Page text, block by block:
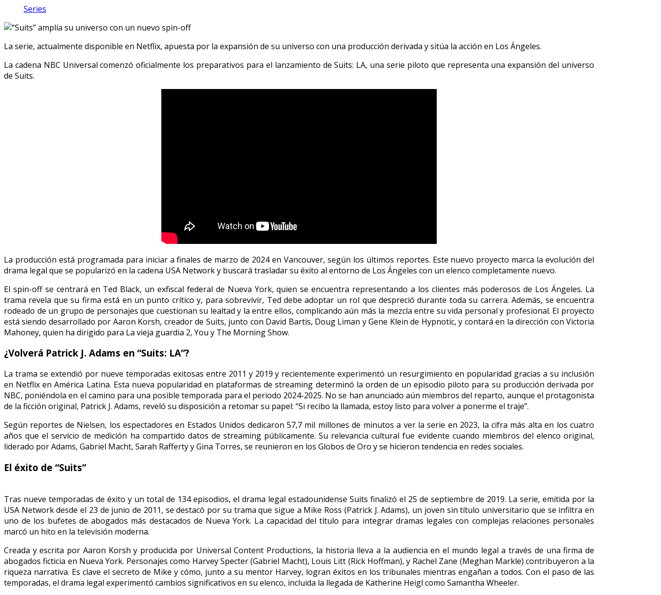
Series
La serie, actualmente disponible en Netflix, apuesta por la expansión de su universo con una producción derivada y sitúa la acción en Los Ángeles.
La cadena NBC Universal comenzó oficialmente los preparativos para el lanzamiento de Suits: LA, una serie piloto que representa una expansión del universo
de Suits.
La producción está programada para iniciar a finales de marzo de 2024 en Vancouver, según los últimos reportes. Este nuevo proyecto marca la evolución del
drama legal que se popularizó en la cadena USA Network y buscará trasladar su éxito al entorno de Los Ángeles con un elenco completamente nuevo.
El spin-off se centrará en Ted Black, un exfiscal federal de Nueva York, quien se encuentra representando a los clientes más poderosos de Los Ángeles. La
trama revela que su firma está en un punto crítico y, para sobrevivir, Ted debe adoptar un rol que despreció durante toda su carrera. Además, se encuentra
rodeado de un grupo de personajes que cuestionan su lealtad y la entre ellos, complicando aún más la mezcla entre su vida personal y profesional. El proyecto
está siendo desarrollado por Aaron Korsh, creador de Suits, junto con David Bartis, Doug Liman y Gene Klein de Hypnotic, y contará en la dirección con Victoria
Mahoney, quien ha dirigido para La vieja guardia 2, You y The Morning Show.
¿Volverá Patrick J. Adams en “Suits: LA”?
La trama se extendió por nueve temporadas exitosas entre 2011 y 2019 y recientemente experimentó un resurgimiento en popularidad gracias a su inclusión
en Netflix en América Latina. Esta nueva popularidad en plataformas de streaming determinó la orden de un episodio piloto para su producción derivada por
NBC, poniéndola en el camino para una posible temporada para el periodo 2024-2025. No se han anunciado aún miembros del reparto, aunque el protagonista
de la ficción original, Patrick J. Adams, reveló su disposición a retomar su papel: “Si recibo la llamada, estoy listo para volver a ponerme el traje”.
Según reportes de Nielsen, los espectadores en Estados Unidos dedicaron 57,7 mil millones de minutos a ver la serie en 2023, la cifra más alta en los cuatro
años que el servicio de medición ha compartido datos de streaming públicamente. Su relevancia cultural fue evidente cuando miembros del elenco original,
liderado por Adams, Gabriel Macht, Sarah Rafferty y Gina Torres, se reunieron en los Globos de Oro y se hicieron tendencia en redes sociales.
El éxito de “Suits”
Tras nueve temporadas de éxito y un total de 134 episodios, el drama legal estadounidense Suits finalizó el 25 de septiembre de 2019. La serie, emitida por la
USA Network desde el 23 de junio de 2011, se destacó por su trama que sigue a Mike Ross (Patrick J. Adams), un joven sin título universitario que se infiltra en
uno de los bufetes de abogados más destacados de Nueva York. La capacidad del título para integrar dramas legales con complejas relaciones personales
marcó un hito en la televisión moderna.
Creada y escrita por Aaron Korsh y producida por Universal Content Productions, la historia lleva a la audiencia en el mundo legal a través de una firma de
abogados ficticia en Nueva York. Personajes como Harvey Specter (Gabriel Macht), Louis Litt (Rick Hoffman), y Rachel Zane (Meghan Markle) contribuyeron a la
riqueza narrativa. Es clave el secreto de Mike y cómo, junto a su mentor Harvey, logran éxitos en los tribunales mientras engañan a todos. Con el paso de las
temporadas, el drama legal experimentó cambios significativos en su elenco, incluida la llegada de Katherine Heigl como Samantha Wheeler.